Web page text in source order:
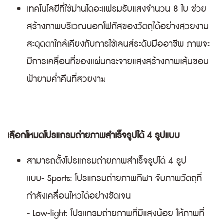
เทคโนโลยีที่ใช้ม่านไดอะแฟรมรับแสงจำนวน 8 ใบ ช่วย
สร้างภาพบริเวณนอกโฟกัสของวัตถุได้อย่างสวยงาม
สะดุดตาใกล้เคียงกับการใช้เลนส์ระดับมืออาชีพ ภาพจะ
มีการเคลื่อนที่ของแผ่นกระจายแสงสร้างภาพเส้นขอบ
ฟ้ายามค่ำคืนที่สวยงาม
เลือกโหมดโปรแกรมถ่ายภาพสำเร็จรูปได้ 4 รูปแบบ
สามารถตั้งโปรแกรมถ่ายภาพสำเร็จรูปได้ 4 รูป
แบบ- Sports: โปรแกรมถ่ายภาพกีฬา จับภาพวัตถุที่
กำลังเคลื่อนไหวได้อย่างชัดเจน
- Low-light: โปรแกรมถ่ายภาพที่มีแสงน้อย ให้ภาพที่